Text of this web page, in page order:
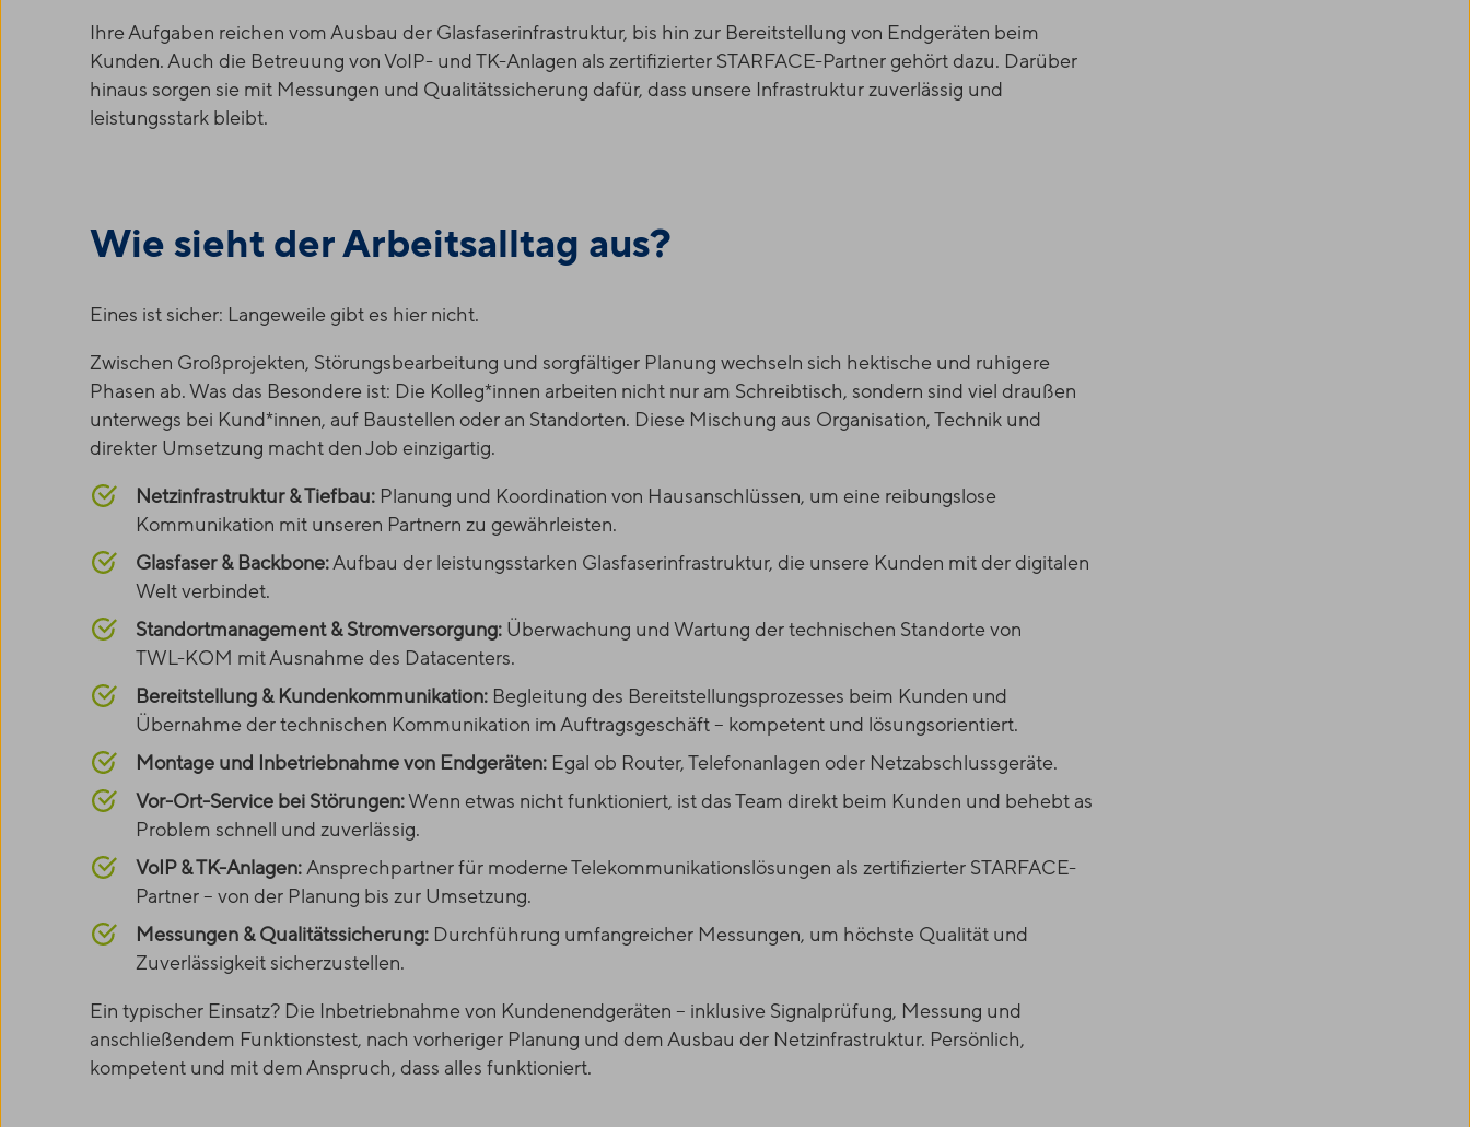
Ihre Aufgaben reichen vom Ausbau der Glasfaserinfrastruktur, bis hin zur Bereitstellung von Endgeräten beim
Kunden. Auch die Betreuung von VoIP- und TK-Anlagen als zertifizierter STARFACE-Partner gehört dazu. Darüber
hinaus sorgen sie mit Messungen und Qualitätssicherung dafür, dass unsere Infrastruktur zuverlässig und
leistungsstark bleibt.
Wie sieht der Arbeitsalltag aus?
Eines ist sicher: Langeweile gibt es hier nicht.
Zwischen Großprojekten, Störungsbearbeitung und sorgfältiger Planung wechseln sich hektische und ruhigere
Phasen ab. Was das Besondere ist: Die Kolleg*innen arbeiten nicht nur am Schreibtisch, sondern sind viel draußen
unterwegs bei Kund*innen, auf Baustellen oder an Standorten. Diese Mischung aus Organisation, Technik und
direkter Umsetzung macht den Job einzigartig.
Netzinfrastruktur & Tiefbau: Planung und Koordination von Hausanschlüssen, um eine reibungslose
Kommunikation mit unseren Partnern zu gewährleisten.
Glasfaser & Backbone:Aufbau der leistungsstarken Glasfaserinfrastruktur, die unsere Kunden mit der digitalen
Welt verbindet.
Standortmanagement & Stromversorgung: Überwachung und Wartung der technischen Standorte von
TWL-KOM mit Ausnahme des Datacenters.
Bereitstellung & Kundenkommunikation: Begleitung des Bereitstellungsprozesses beim Kunden und
Übernahme der technischen Kommunikation im Auftragsgeschäft – kompetent und lösungsorientiert.
Montage und Inbetriebnahme von Endgeräten: Egal ob Router, Telefonanlagen oder Netzabschlussgeräte.
Vor-Ort-Service bei Störungen:Wenn etwas nicht funktioniert, ist das Team direkt beim Kunden und behebt as
Problem schnell und zuverlässig.
VoIP & TK-Anlagen:Ansprechpartner für moderne Telekommunikationslösungen als zertifizierter STARFACE-
Partner – von der Planung bis zur Umsetzung.
Messungen & Qualitätssicherung: Durchführung umfangreicher Messungen, um höchste Qualität und
Zuverlässigkeit sicherzustellen.
Ein typischer Einsatz? Die Inbetriebnahme von Kundenendgeräten – inklusive Signalprüfung, Messung und
anschließendem Funktionstest, nach vorheriger Planung und dem Ausbau der Netzinfrastruktur. Persönlich,
kompetent und mit dem Anspruch, dass alles funktioniert.